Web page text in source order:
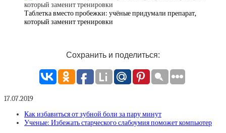
Таблетка вместо пробежки: учёные придумали препарат,
который заменит тренировки
Сохранить и поделиться:
17.07.2019
Как избавиться от зубной боли за пару минут
Ученые: Избежать старческого слабоумия поможет компьютер